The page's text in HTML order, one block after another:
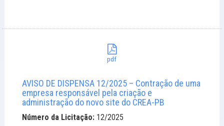
pdf
AVISO DE DISPENSA 12/2025 – Contração de uma
empresa responsável pela criação e
administração do novo site do CREA-PB
Número da Licitação: 12/2025